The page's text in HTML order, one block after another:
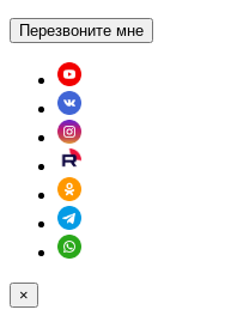
Перезвоните мне
×